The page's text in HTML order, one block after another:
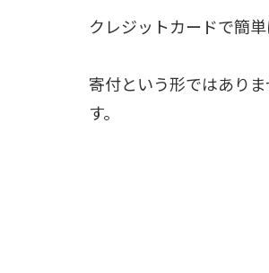
クレジットカードで簡
寄付という形ではあり
す。